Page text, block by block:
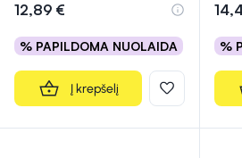
12,89 €
% PAPILDOMA NUOLAIDA
Į krepšelį
%